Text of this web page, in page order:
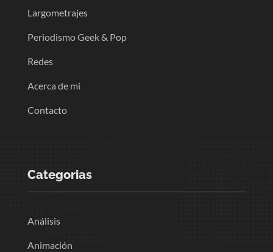
Largometrajes
Periodismo Geek & Pop
Redes
Acerca de mi
Contacto
Categorias
Análisis
Animación